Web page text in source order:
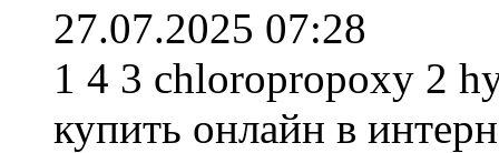
27.07.2025 07:28
1 4 3 chloropropoxy 2
купить онлайн в